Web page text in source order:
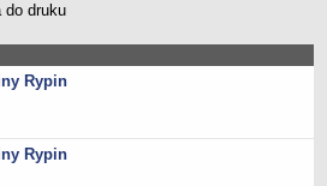
wymagania formalne w naborach na
urzędnicze
Rypin
Rypin